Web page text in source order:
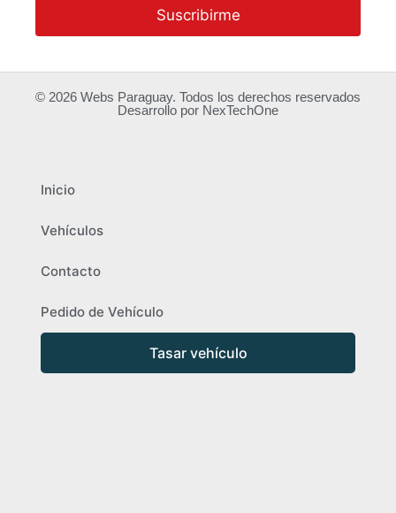
Suscribirme
© 2026 Webs Paraguay. Todos los derechos reservados
Desarrollo por NexTechOne
Inicio
Vehículos
Contacto
Pedido de Vehículo
Tasar vehículo